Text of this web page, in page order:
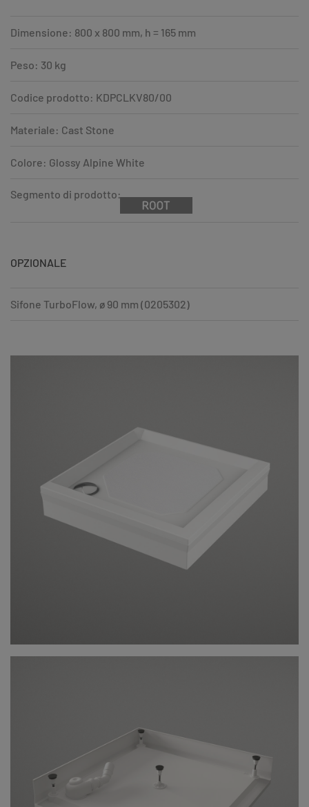
Dimensione: 800 x 800 mm, h = 165 mm
Peso: 30 kg
Codice prodotto: KDPCLKV80/00
Materiale: Cast Stone
Colore: Glossy Alpine White
Segmento di prodotto:
OPZIONALE
Sifone TurboFlow, ø 90 mm (0205302)